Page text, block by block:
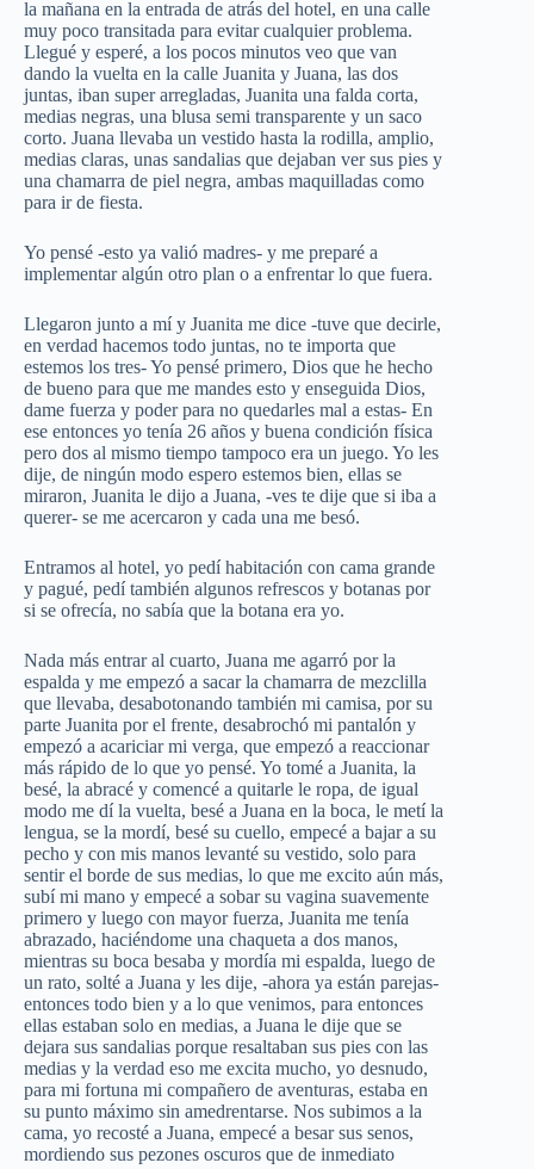
la mañana en la entrada de atrás del hotel, en una calle
muy poco transitada para evitar cualquier problema.
Llegué y esperé, a los pocos minutos veo que van
dando la vuelta en la calle Juanita y Juana, las dos
juntas, iban super arregladas, Juanita una falda corta,
medias negras, una blusa semi transparente y un saco
corto. Juana llevaba un vestido hasta la rodilla, amplio,
medias claras, unas sandalias que dejaban ver sus pies y
una chamarra de piel negra, ambas maquilladas como
para ir de fiesta.
Yo pensé -esto ya valió madres- y me preparé a
implementar algún otro plan o a enfrentar lo que fuera.
Llegaron junto a mí y Juanita me dice -tuve que decirle,
en verdad hacemos todo juntas, no te importa que
estemos los tres- Yo pensé primero, Dios que he hecho
de bueno para que me mandes esto y enseguida Dios,
dame fuerza y poder para no quedarles mal a estas- En
ese entonces yo tenía 26 años y buena condición física
pero dos al mismo tiempo tampoco era un juego. Yo les
dije, de ningún modo espero estemos bien, ellas se
miraron, Juanita le dijo a Juana, -ves te dije que si iba a
querer- se me acercaron y cada una me besó.
Entramos al hotel, yo pedí habitación con cama grande
y pagué, pedí también algunos refrescos y botanas por
si se ofrecía, no sabía que la botana era yo.
Nada más entrar al cuarto, Juana me agarró por la
espalda y me empezó a sacar la chamarra de mezclilla
que llevaba, desabotonando también mi camisa, por su
parte Juanita por el frente, desabrochó mi pantalón y
empezó a acariciar mi verga, que empezó a reaccionar
más rápido de lo que yo pensé. Yo tomé a Juanita, la
besé, la abracé y comencé a quitarle le ropa, de igual
modo me dí la vuelta, besé a Juana en la boca, le metí la
lengua, se la mordí, besé su cuello, empecé a bajar a su
pecho y con mis manos levanté su vestido, solo para
sentir el borde de sus medias, lo que me excito aún más,
subí mi mano y empecé a sobar su vagina suavemente
primero y luego con mayor fuerza, Juanita me tenía
abrazado, haciéndome una chaqueta a dos manos,
mientras su boca besaba y mordía mi espalda, luego de
un rato, solté a Juana y les dije, -ahora ya están parejas-
entonces todo bien y a lo que venimos, para entonces
ellas estaban solo en medias, a Juana le dije que se
dejara sus sandalias porque resaltaban sus pies con las
medias y la verdad eso me excita mucho, yo desnudo,
para mi fortuna mi compañero de aventuras, estaba en
su punto máximo sin amedrentarse. Nos subimos a la
cama, yo recosté a Juana, empecé a besar sus senos,
mordiendo sus pezones oscuros que de inmediato